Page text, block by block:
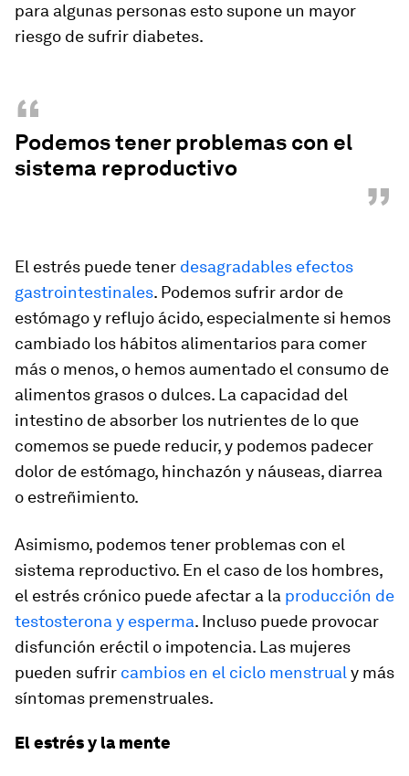
para algunas personas esto supone un mayor
riesgo de sufrir diabetes.
“
Podemos tener problemas con el
sistema reproductivo
”
El estrés puede tener desagradables efectos
gastrointestinales. Podemos sufrir ardor de
estómago y reflujo ácido, especialmente si hemos
cambiado los hábitos alimentarios para comer
más o menos, o hemos aumentado el consumo de
alimentos grasos o dulces. La capacidad del
intestino de absorber los nutrientes de lo que
comemos se puede reducir, y podemos padecer
dolor de estómago, hinchazón y náuseas, diarrea
o estreñimiento.
Asimismo, podemos tener problemas con el
sistema reproductivo. En el caso de los hombres,
el estrés crónico puede afectar a la producción de
testosterona y esperma. Incluso puede provocar
disfunción eréctil o impotencia. Las mujeres
pueden sufrir cambios en el ciclo menstrual y más
síntomas premenstruales.
El estrés y la mente